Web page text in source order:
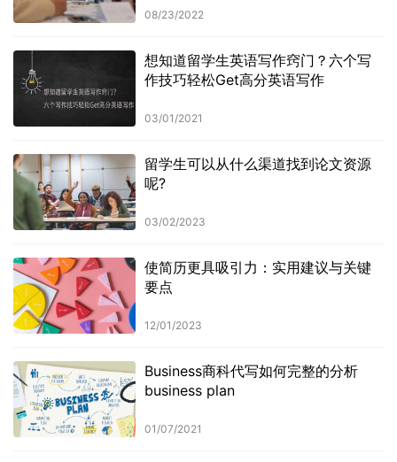
08/23/2022
想知道留学生英语写作窍门？六个写
作技巧轻松Get高分英语写作
03/01/2021
留学生可以从什么渠道找到论文资源
呢?
03/02/2023
使简历更具吸引力：实用建议与关键
要点
12/01/2023
Business商科代写如何完整的分析
business plan
01/07/2021